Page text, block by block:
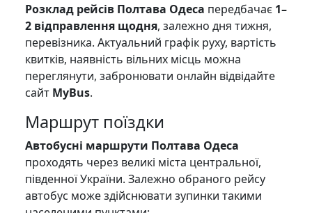
Розклад рейсів Полтава Одеса передбачає 1–
2 відправлення щодня, залежно дня тижня,
перевізника. Актуальний графік руху, вартість
квитків, наявність вільних місць можна
переглянути, забронювати онлайн відвідайте
сайт MyBus.
Маршрут поїздки
Автобусні маршрути Полтава Одеса
проходять через великі міста центральної,
південної України. Залежно обраного рейсу
автобус може здійснювати зупинки такими